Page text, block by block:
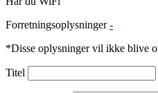
Forretningsoplysninger -
*Disse oplysninger vil ikke blive
Titel